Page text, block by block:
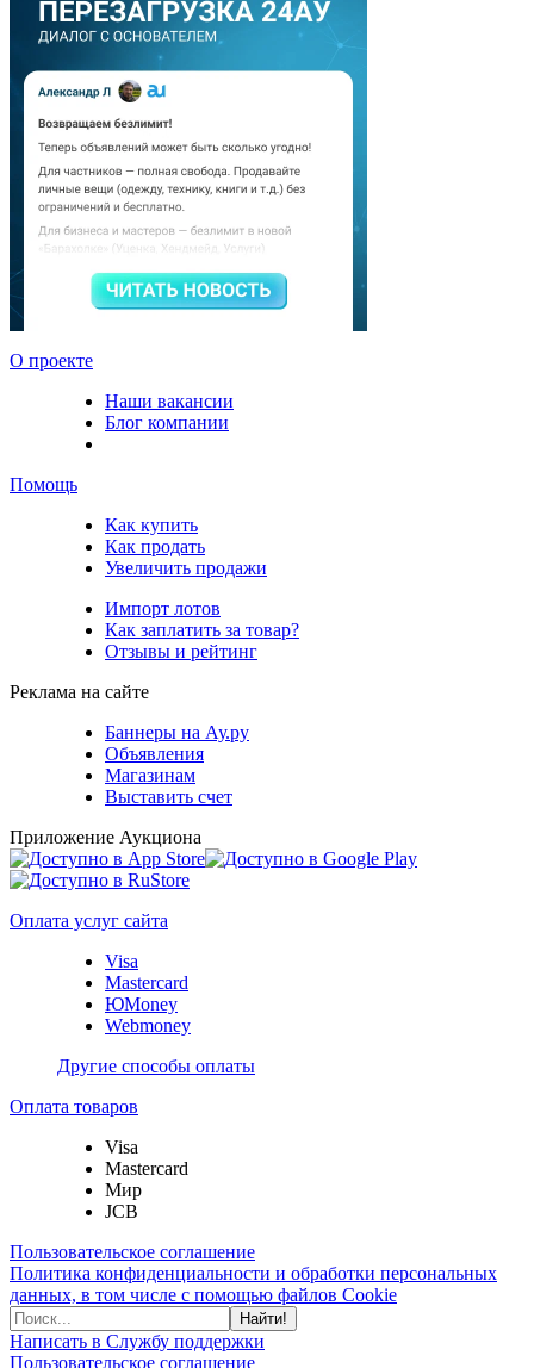
О проекте
Наши вакансии
Блог компании
Помощь
Как купить
Как продать
Увеличить продажи
Импорт лотов
Как заплатить за товар?
Отзывы и рейтинг
Реклама на сайте
Баннеры на Ау.ру
Объявления
Магазинам
Выставить счет
Приложение Аукциона
Оплата услуг сайта
Visa
Mastercard
ЮMoney
Webmoney
Другие способы оплаты
Оплата товаров
Visa
Mastercard
Мир
JCB
Пользовательское соглашение
Политика конфиденциальности и обработки персональных
данных, в том числе с помощью файлов Cookie
Найти!
Написать в Службу поддержки
Пользовательское соглашение